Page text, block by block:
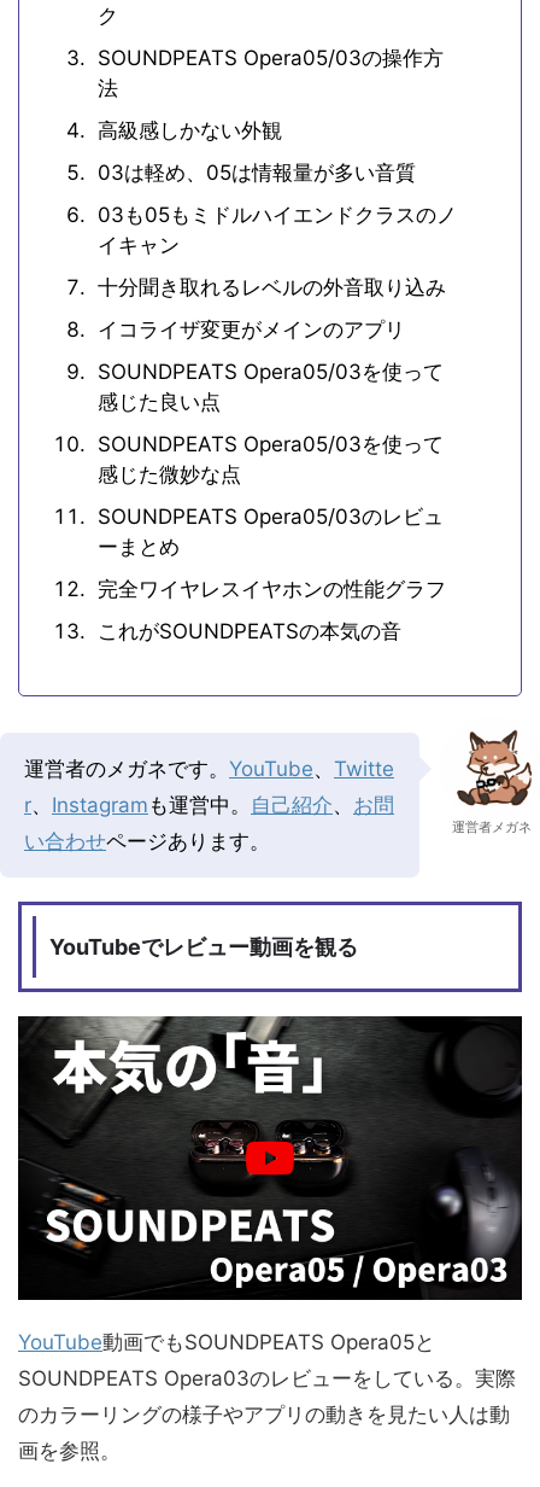
ク
SOUNDPEATS Opera05/03の操作方
法
高級感しかない外観
03は軽め、05は情報量が多い音質
03も05もミドルハイエンドクラスのノ
イキャン
十分聞き取れるレベルの外音取り込み
イコライザ変更がメインのアプリ
SOUNDPEATS Opera05/03を使って
感じた良い点
SOUNDPEATS Opera05/03を使って
感じた微妙な点
SOUNDPEATS Opera05/03のレビュ
ーまとめ
完全ワイヤレスイヤホンの性能グラフ
これがSOUNDPEATSの本気の音
運営者のメガネです。 YouTube、 Twitte
r、 Instagram も運営中。 自己紹介、 お問
い合わせページあります。
運営者メガネ
YouTubeでレビュー動画を観る
YouTube動画でもSOUNDPEATS Opera05と
SOUNDPEATS Opera03のレビューをしている。実際
のカラーリングの様子やアプリの動きを見たい人は動
画を参照。